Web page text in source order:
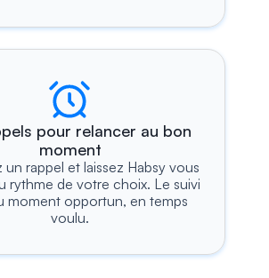
pour relancer au bon
moment
un rappel et laissez Habsy vous
rythme de votre choix. Le suivi
moment opportun, en temps
voulu.